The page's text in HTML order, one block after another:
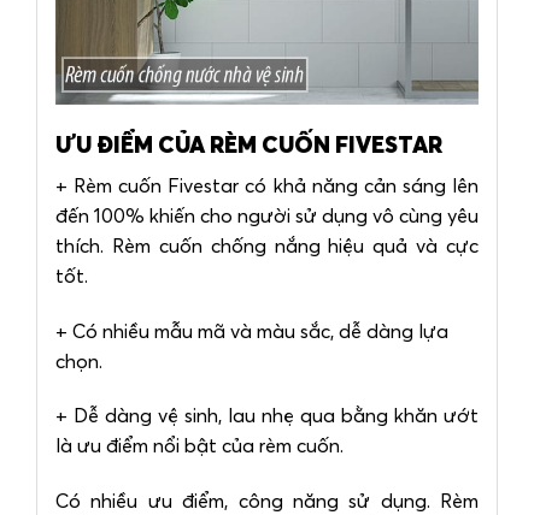
ƯU ĐIỂM CỦA RÈM CUỐN FIVESTAR
+ Rèm cuốn Fivestar có khả năng cản sáng lên
đến 100% khiến cho người sử dụng vô cùng yêu
thích. Rèm cuốn chống nắng hiệu quả và cực
tốt.
+ Có nhiều mẫu mã và màu sắc, dễ dàng lựa
chọn.
+ Dễ dàng vệ sinh, lau nhẹ qua bằng khăn ướt
là ưu điểm nổi bật của rèm cuốn.
Có nhiều ưu điểm, công năng sử dụng. Rèm